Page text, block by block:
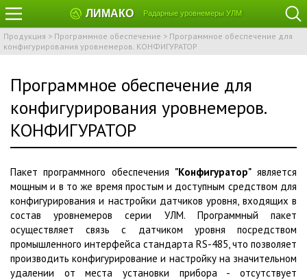
ЛИМАКО Радарные уровнемеры УЛМ
Продукция > Программное обеспечение > Программное обеспечение для
конфигурирования уровнемеров. КОНФИГУРАТОР
Программное обеспечение для
конфигурирования уровнемеров.
КОНФИГУРАТОР
Пакет программного обеспечения "Конфигуратор"является
мощным и в то же время простым и доступным средством для
конфигурирования и настройки датчиков уровня, входящих в
состав уровнемеров серии УЛМ. Программный пакет
осуществляет связь с датчиком уровня посредством
промышленного интерфейса стандарта RS-485, что позволяет
производить конфигурирование и настройку на значительном
удалении от места установки прибора - отсутствует